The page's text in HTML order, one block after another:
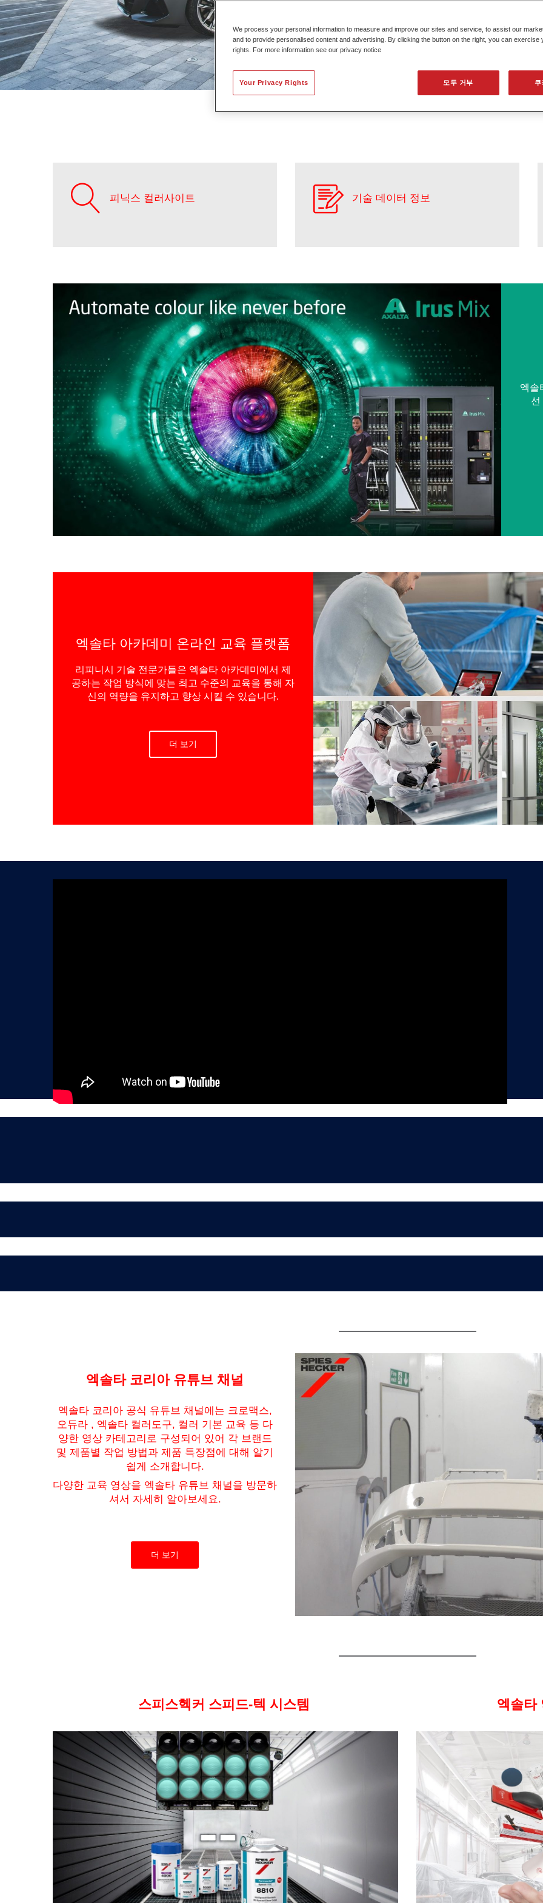
피닉스 컬러사이트 기술 데이터 정보
엑솔
선
엑솔타 아카데미 온라인 교육 플랫폼
리피니시 기술 전문가들은 엑솔타 아카데미에서 제
공하는 작업 방식에 맞는 최고 수준의 교육을 통해 자
신의 역량을 유지하고 향상 시킬 수 있습니다.
더 보기
엑솔타 코리아 유튜브 채널
엑솔타 코리아 공식 유튜브 채널에는 크로맥스,
오듀라 , 엑솔타 컬러도구, 컬러 기본 교육 등 다
양한 영상 카테고리로 구성되어 있어 각 브랜드
및 제품별 작업 방법과 제품 특장점에 대해 알기
쉽게 소개합니다.
다양한 교육 영상을 엑솔타 유튜브 채널을 방문하
셔서 자세히 알아보세요.
더 보기
스피스헥커 스피드-텍 시스템 엑솔타
We process your personal information to measure and improve our sites and service, to assist our
and to provide personalised content and advertising. By clicking the button on the right, you can exercise
rights. For more information see our privacy notice
모두 거부 쿠
Your Privacy Rights